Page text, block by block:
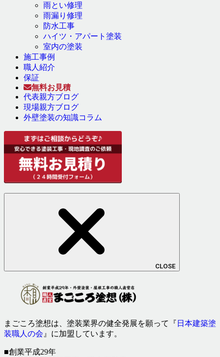
雨とい修理
雨漏り修理
防水工事
ハイツ・アパート塗装
室内の塗装
施工事例
職人紹介
保証
無料お見積
代表親方ブログ
現場親方ブログ
外壁塗装の知識コラム
CLOSE
まごころ塗想は、塗装業界の健全発展を願って『 日本建築塗
装職人の会 』に加盟しています。
■創業平成29年